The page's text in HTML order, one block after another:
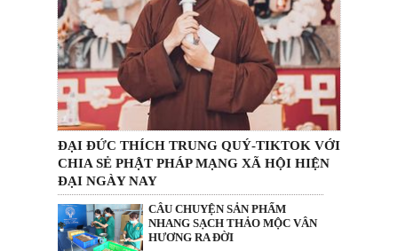
ĐẠI ĐỨC THÍCH TRUNG QUÝ-TIKTOK VỚI
CHIA SẺ PHẬT PHÁP MẠNG XÃ HỘI HIỆN
ĐẠI NGÀY NAY
CÂU CHUYỆN SẢN PHẨM
NHANG SẠCH THẢO MỘC VÂN
HƯƠNG RA ĐỜI